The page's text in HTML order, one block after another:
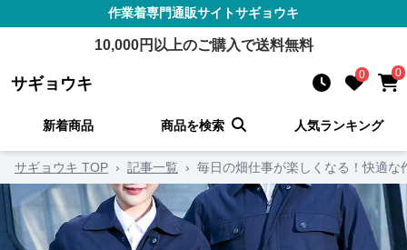
作業着専門通販サイトサギョウキ
10,000円以上のご購入で送料無料
サギョウキ 0 0
新着商品 商品を検索 人気ランキング
サギョウキ TOP › 記事一覧 › 毎日の畑仕事が楽しくなる！快適な